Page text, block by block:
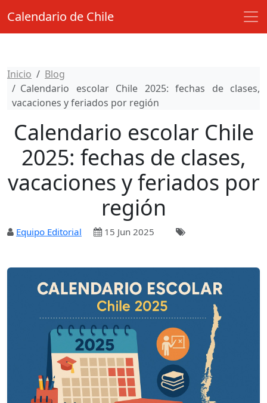
Calendario de Chile
Inicio
Blog
Calendario escolar Chile 2025: fechas de clases,
vacaciones y feriados por región
Calendario escolar Chile
2025: fechas de clases,
vacaciones y feriados por
región
Equipo Editorial 15 Jun 2025